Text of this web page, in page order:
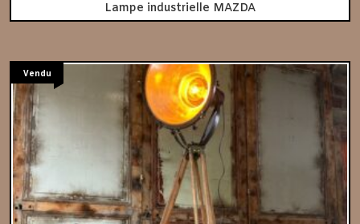
Lampe industrielle MAZDA
Vendu